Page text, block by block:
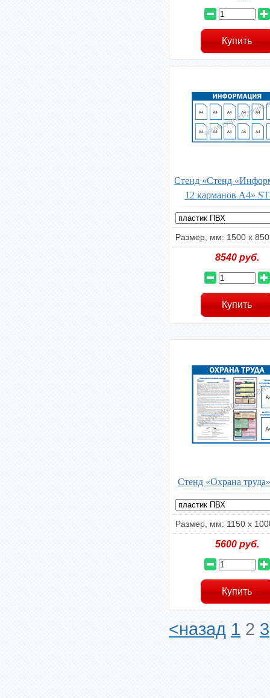
Стенд «Стенд
12 карманов А4»
Размер, мм: 1500 х 850
8540руб.
Стенд «Охрана
Размер, мм: 1150 x
5600руб.
<назад 1 2 3